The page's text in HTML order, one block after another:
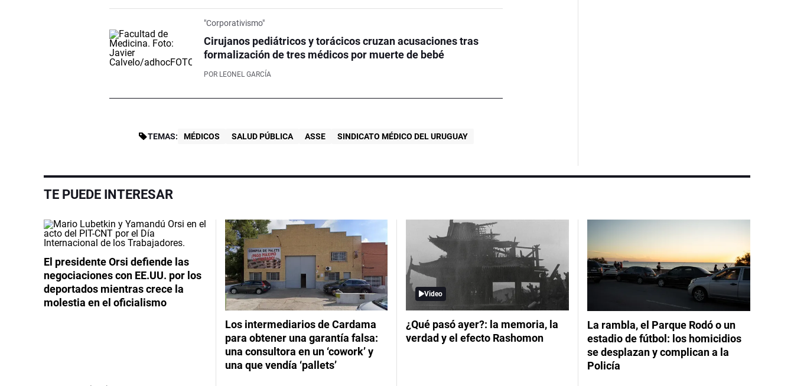
"Corporativismo"
Cirujanos pediátricos y torácicos cruzan acusaciones tras
formalización de tres médicos por muerte de bebé
POR LEONEL GARCÍA
TEMAS: MÉDICOS SALUD PÚBLICA ASSE SINDICATO MÉDICO DEL URUGUAY
TE PUEDE INTERESAR
El presidente Orsi defiende las
negociaciones con EE.UU. por los
deportados mientras crece la
molestia en el oficialismo
Los intermediarios de Cardama
para obtener una garantía falsa:
una consultora en un ‘cowork’ y
una que vendía ‘pallets’
Video
¿Qué pasó ayer?: la memoria, la
verdad y el efecto Rashomon
La rambla, el Parque Rodó o un
estadio de fútbol: los homicidios
se desplazan y complican a la
Policía